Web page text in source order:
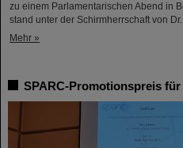
zu einem Parlamentarischen Abend in
stand unter der Schirmherrschaft von
Mehr »
SPARC-Promotionspreis